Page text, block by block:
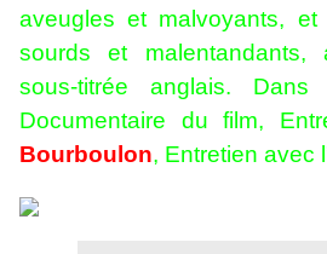
aveugles et malvoyants,
sourds et malentandants,
sous-titrée anglais. Dans
Documentaire du film,
Bourboulon, Entretien avec